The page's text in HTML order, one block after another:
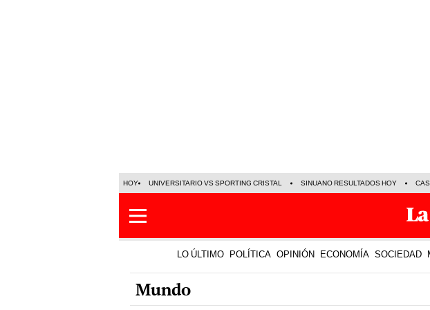
HOY UNIVERSITARIO VS SPORTING CRISTAL SINUANO RESULTADOS HOY
LO ÚLTIMO POLÍTICA OPINIÓN ECONOMÍA SOCIEDAD
Mundo